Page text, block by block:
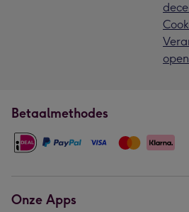
Betaalmethodes
Onze Apps